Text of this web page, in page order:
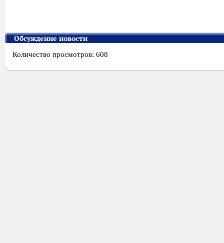
Обсуждение новости
Количество просмотров: 608